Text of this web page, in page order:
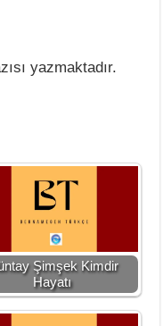
yazmaktadır.
Şimşek Kimdir
Hayatı